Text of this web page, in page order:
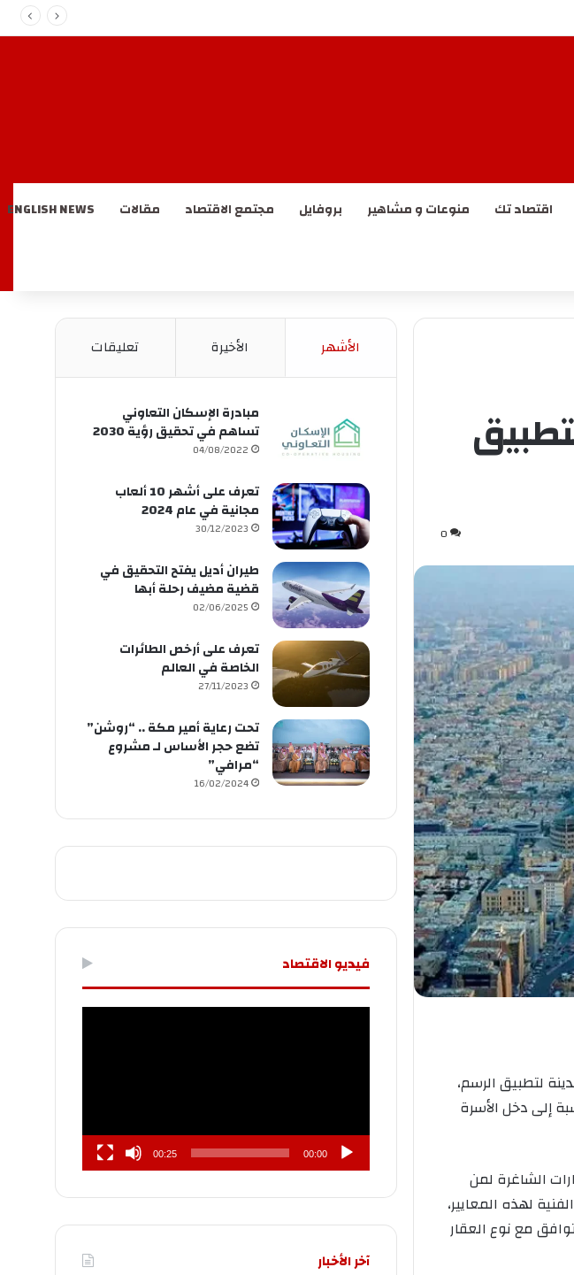
اقتصاد تك منوعات و مشاهير بروفايل مجتمع الاقتصاد مقالات ENGLISH NEWS
5 شروط لتطبيق
0
لتطبيق الرسم،
إلى دخل الأسرة
الشاغرة لمن
لهذه المعايير،
مع نوع العقار
الأشهر الأخيرة تعليقات
مبادرة الإسكان التعاوني
تساهم في تحقيق رؤية 2030
04/08/2022
تعرف على أشهر 10 ألعاب
مجانية في عام 2024
30/12/2023
طيران أديل يفتح التحقيق في
قضية مضيف رحلة أبها
02/06/2025
تعرف على أرخص الطائرات
الخاصة في العالم
27/11/2023
تحت رعاية أمير مكة .. “روشن”
تضع حجر الأساس لـ مشروع
“مرافي”
16/02/2024
فيديو الاقتصاد
00:00
00:25
آخر الأخبار